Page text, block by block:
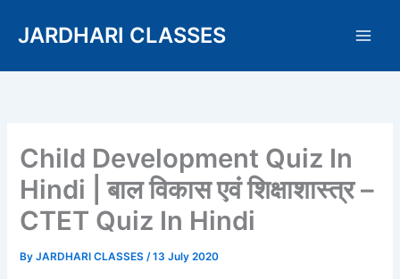
JARDHARI CLASSES
Child Development Quiz In
Hindi | बाल विकास एवं शिक्षाशास्त्र –
CTET Quiz In Hindi
ByJARDHARI CLASSES/13 July 2020